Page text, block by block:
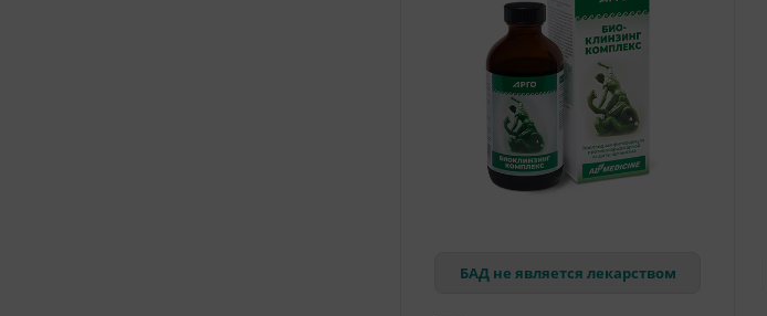
БАД не является лекарством